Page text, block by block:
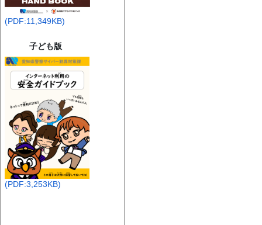
(PDF:11,349KB)
子ども版
(PDF:3,253KB)